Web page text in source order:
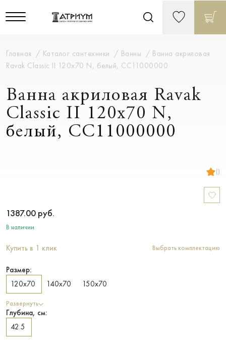
Главная Каталог сантехники Ванны
Ванна акриловая
Ravak Classic II 120x70 N, белый, CC11000000
Ванна акриловая Ravak
Classic II 120x70 N,
белый, CC11000000
()
1387.00 руб.
В наличии
Купить в 1 клик Выбрать комплектацию
Размер:
120х70
140х70 150х70
Развернуть
Глубина, см:
42.5